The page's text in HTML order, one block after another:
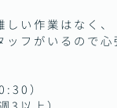
い作業はなく、
フがいるので心
）